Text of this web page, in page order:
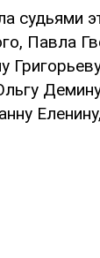
судьями
Павла